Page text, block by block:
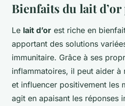
Bienfaits du lait
Le lait d’or est riche en
apportant des solutions
immunitaire. Grâce à ses
inflammatoires, il peut aider à
et influencer positivement les
agit en apaisant les réponses